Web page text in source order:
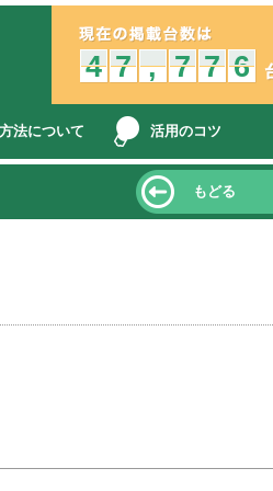
4
3
4 7
6
7 ,
, 7
6
7 7
6
7 6
5
6
法について 活用のコツ
もどる